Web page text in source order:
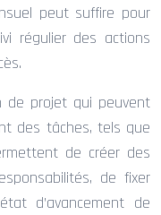
peut suffire pour
régulier des actions
de projet qui peuvent
des tâches, tels que
de créer des
de fixer
d’avancement de